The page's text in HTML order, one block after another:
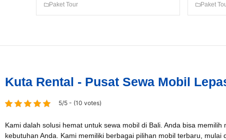
Paket Tour Paket
Kuta Rental - Pusat Sewa Mobil
5/5 - (10 votes)
Kami dalah solusi hemat untuk sewa mobil di Bali. Anda bisa
kebutuhan Anda. Kami memiliki berbagai pilihan mobil terbaru, mulai